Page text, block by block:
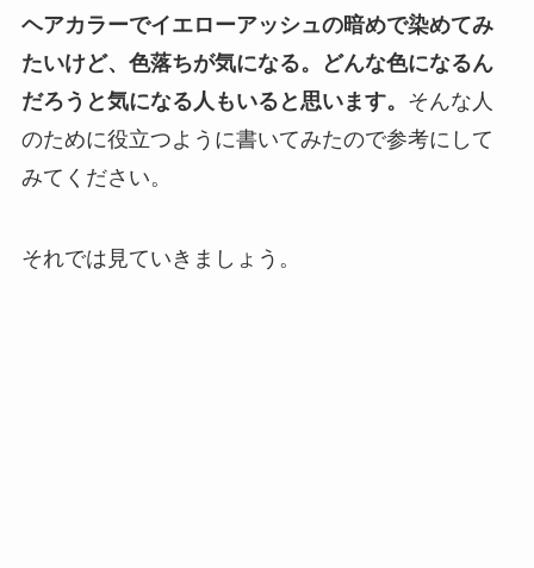
ヘアカラーでイエローアッシュの暗めで染めてみ
たいけど、色落ちが気になる。どんな色になるん
だろうと気になる人もいると思います。 そんな人
のために役立つように書いてみたので参考にして
みてください。
それでは見ていきましょう。